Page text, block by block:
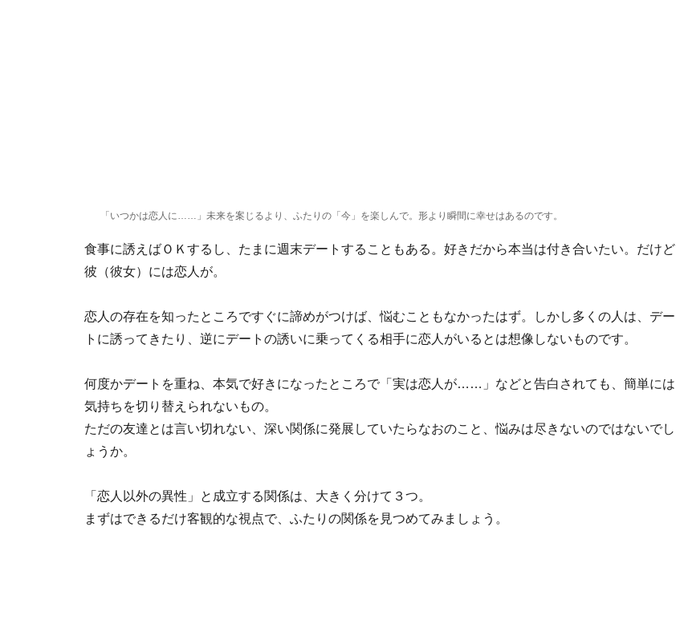
「いつかは恋人に……」未来を案じるより、ふたりの「今」を楽しんで。形より瞬間に幸せはあるのです。
食事に誘えばＯＫするし、たまに週末デートすることもある。好きだから本当は付き合いたい。だけど
彼（彼女）には恋人が。
恋人の存在を知ったところですぐに諦めがつけば、悩むこともなかったはず。しかし多くの人は、デー
トに誘ってきたり、逆にデートの誘いに乗ってくる相手に恋人がいるとは想像しないものです。
何度かデートを重ね、本気で好きになったところで「実は恋人が……」などと告白されても、簡単には
気持ちを切り替えられないもの。
ただの友達とは言い切れない、深い関係に発展していたらなおのこと、悩みは尽きないのではないでし
ょうか。
「恋人以外の異性」と成立する関係は、大きく分けて３つ。
まずはできるだけ客観的な視点で、ふたりの関係を見つめてみましょう。